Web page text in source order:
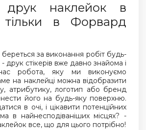
друк наклейок в
в Форвард
за виконання робіт будь-
- друк стікерів вже давно знайома і
робота, яку ми виконуємо
на наклейці можна відобразити
атрибутику, логотип або бренд
його на будь-яку поверхню.
в очі, і цікавити потенційних
в найнесподіваніших місцях? -
все, що для цього потрібно!